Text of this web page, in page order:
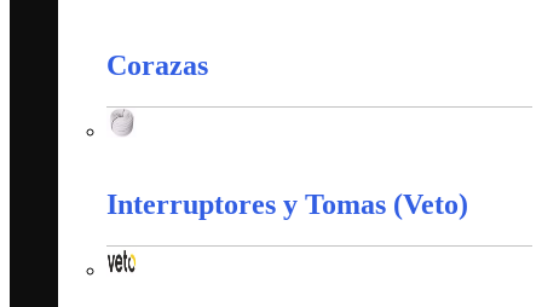
Corazas
Interruptores y Tomas (Veto)